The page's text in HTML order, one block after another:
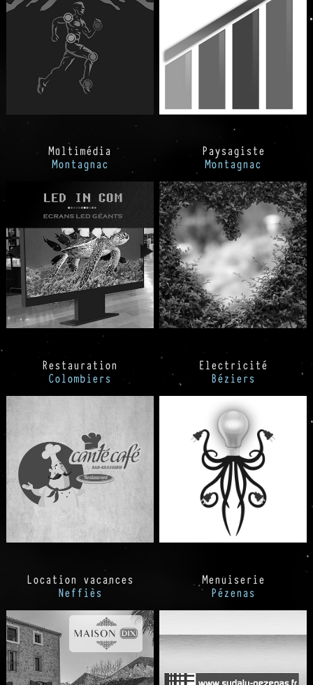
Multimédia
Montagnac
Paysagiste
Montagnac
Restauration
Colombiers
Electricité
Béziers
Location vacances
Neffiès
Menuiserie
Pézenas